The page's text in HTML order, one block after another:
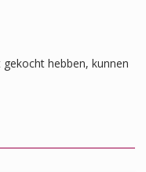
hebben, kunnen